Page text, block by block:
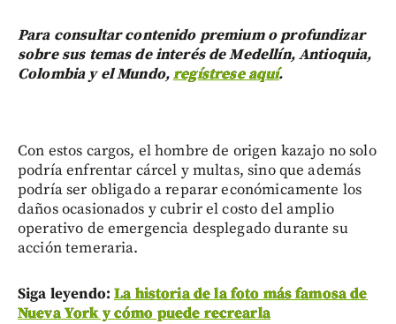
Para consultar contenido premium o profundizar
sobre sus temas de interés de Medellín, Antioquia,
Colombia y el Mundo,regístrese aquí.
Con estos cargos, el hombre de origen kazajo no solo
podría enfrentar cárcel y multas, sino que además
podría ser obligado a reparar económicamente los
daños ocasionados y cubrir el costo del amplio
operativo de emergencia desplegado durante su
acción temeraria.
Siga leyendo:La historia de la foto más famosa de
Nueva York y cómo puede recrearla